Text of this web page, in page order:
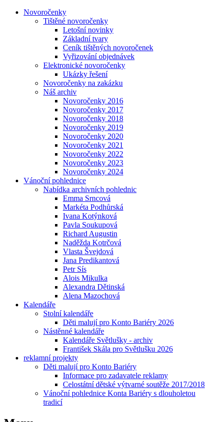
Novoročenky
Tištěné novoročenky
Letošní novinky
Základní tvary
Ceník tištěných novoročenek
Vyřizování objednávek
Elektronické novoročenky
Ukázky řešení
Novoročenky na zakázku
Náš archiv
Novoročenky 2016
Novoročenky 2017
Novoročenky 2018
Novoročenky 2019
Novoročenky 2020
Novoročenky 2021
Novoročenky 2022
Novoročenky 2023
Novoročenky 2024
Vánoční pohlednice
Nabídka archivních pohlednic
Emma Srncová
Markéta Podhůrská
Ivana Kotýnková
Pavla Soukupová
Richard Augustin
Naděžda Kotrčová
Vlasta Švejdová
Jana Predikantová
Petr Sís
Alois Mikulka
Alexandra Dětinská
Alena Mazochová
Kalendáře
Stolní kalendáře
Děti malují pro Konto Bariéry 2026
Nástěnné kalendáře
Kalendáře Světlušky - archiv
František Skála pro Světlušku 2026
reklamní projekty
Děti malují pro Konto Bariéry
Informace pro zadavatele reklamy
Celostátní dětské výtvarné soutěže 2017/2018
Vánoční pohlednice Konta Bariéry s dlouholetou
tradicí